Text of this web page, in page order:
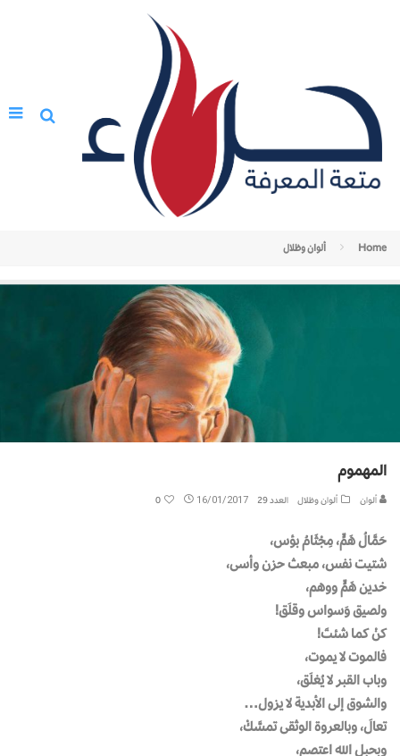
Home ألوان وظلال
المهموم
ألوان ألوان وظلال العدد 29 16/01/2017
0
حَمَّالُ هَمٍّ، مِجْثَامُ بؤس،
شتيت نفس، مبعث حزن وأسى،
خدين هَمٍّ ووهم،
ولصيق وَسواس وقلَق!
كنْ كما شئتَ!
فالموت لا يموت،
وباب القبر لا يُغلَق،
والشوق إلى الأبدية لا يزول…
تعالَ، وبالعروة الوثقى تمسَّكْ،
وبحبل الله اعتصم،